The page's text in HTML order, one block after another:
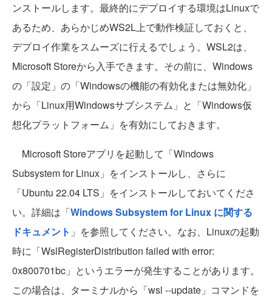
ンストールします。最終的にデプロイする環境はLinuxで
あるため、あらかじめWS2L上で動作検証しておくと、
デプロイ作業をスムーズに行えるでしょう。WSL2は、
Microsoft Storeから入手できます。その前に、Windows
の「設定」の「Windowsの機能の有効化または無効化」
から「Linux用Windowsサブシステム」と「Windows仮
想化プラットフォーム」を有効にしておきます。
Microsoft Storeアプリを起動して「Windows
Subsystem for Linux」をインストールし、さらに
「Ubuntu 22.04 LTS」をインストールしておいてくださ
い。詳細は「Windows Subsystem for Linux に関する
ドキュメント 」を参照してください。なお、Linuxの起動
時に「WslRegisterDistribution failed with error:
0x800701bc」というエラーが発生することがあります。
この場合は、ターミナルから「wsl --update」コマンドを